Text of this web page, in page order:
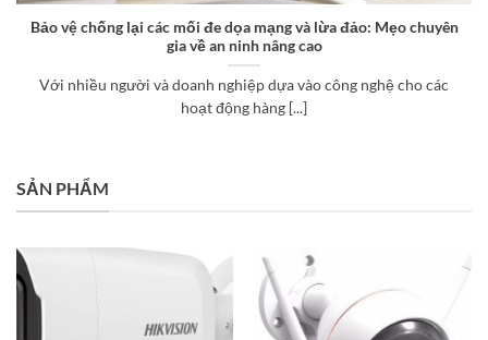
Bảo vệ chống lại các mối đe dọa mạng và lừa đảo: Mẹo chuyên
gia về an ninh nâng cao
Với nhiều người và doanh nghiệp dựa vào công nghệ cho các
hoạt động hàng [...]
SẢN PHẨM